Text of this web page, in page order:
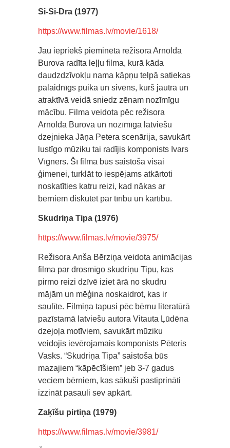
Si-Si-Dra (1977)
https://www.filmas.lv/movie/1618/
Jau iepriekš pieminētā režisora Arnolda
Burova radīta leļļu filma, kurā kāda
daudzdzīvokļu nama kāpņu telpā satiekas
palaidnīgs puika un sivēns, kurš jautrā un
atraktīvā veidā sniedz zēnam nozīmīgu
mācību. Filma veidota pēc režisora
Arnolda Burova un nozīmīgā latviešu
dzejnieka Jāņa Petera scenārija, savukārt
lustīgo mūziku tai radījis komponists Ivars
Vīgners. Šī filma būs saistoša visai
ģimenei, turklāt to iespējams atkārtoti
noskatīties katru reizi, kad nākas ar
bērniem diskutēt par tīrību un kārtību.
Skudriņa Tipa (1976)
https://www.filmas.lv/movie/3975/
Režisora Anša Bērziņa veidota animācijas
filma par drosmīgo skudriņu Tipu, kas
pirmo reizi dzīvē iziet ārā no skudru
mājām un mēģina noskaidrot, kas ir
saulīte. Filmiņa tapusi pēc bērnu literatūrā
pazīstamā latviešu autora Vitauta Ļūdēna
dzejoļa motīviem, savukārt mūziku
veidojis ievērojamais komponists Pēteris
Vasks. “Skudriņa Tipa” saistoša būs
mazajiem “kāpēcīšiem” jeb 3-7 gadus
veciem bērniem, kas sākuši pastiprināti
izzināt pasauli sev apkārt.
Zaķīšu pirtiņa (1979)
https://www.filmas.lv/movie/3981/